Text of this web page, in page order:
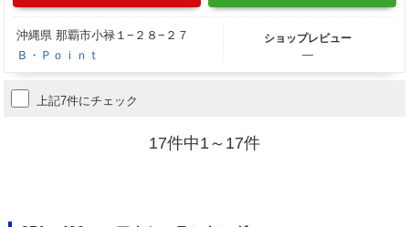
沖縄県 那覇市小禄１−２８−２７
Ｂ・Ｐｏｉｎｔ
ショップレビュー
―
上記7件にチェック
17件中1～17件